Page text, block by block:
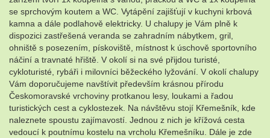
se sprchovým koutem a WC. Vytápění zajišťují v kuchyni krbová
kamna a dále podlahově elektricky. U chalupy je Vám plně k
dispozici zastřešená veranda se zahradním nábytkem, gril,
ohniště s posezením, pískoviště, místnost k úschově sportovního
náčiní a travnaté hřiště. V okolí si na své přijdou turisté,
cykloturisté, rybáři i milovníci běžeckého lyžování. V okolí chalupy
Vám doporučujeme navštívit především krásnou přírodu
Českomoravské vrchoviny protkanou lesy, loukami a řadou
turistických cest a cyklostezek. Na návštěvu stojí Křemešník, kde
naleznete spoustu zajímavostí. Jednou z nich je křížová cesta
vedoucí k poutnímu kostelu na vrcholu Křemešníku. Dále je zde